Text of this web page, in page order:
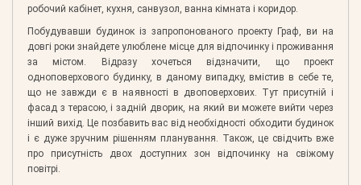
робочий кабінет, кухня, санвузол, ванна кімната і коридор.
Побудувавши будинок із запропонованого проекту Граф, ви на
довгі роки знайдете улюблене місце для відпочинку і проживання
за містом. Відразу хочеться відзначити, що проект
одноповерхового будинку, в даному випадку, вмістив в себе те,
що не завжди є в наявності в двоповерхових. Тут присутній і
фасад з терасою, і задній дворик, на який ви можете вийти через
інший вихід. Це позбавить вас від необхідності обходити будинок
і є дуже зручним рішенням планування. Також, це свідчить вже
про присутність двох доступних зон відпочинку на свіжому
повітрі.